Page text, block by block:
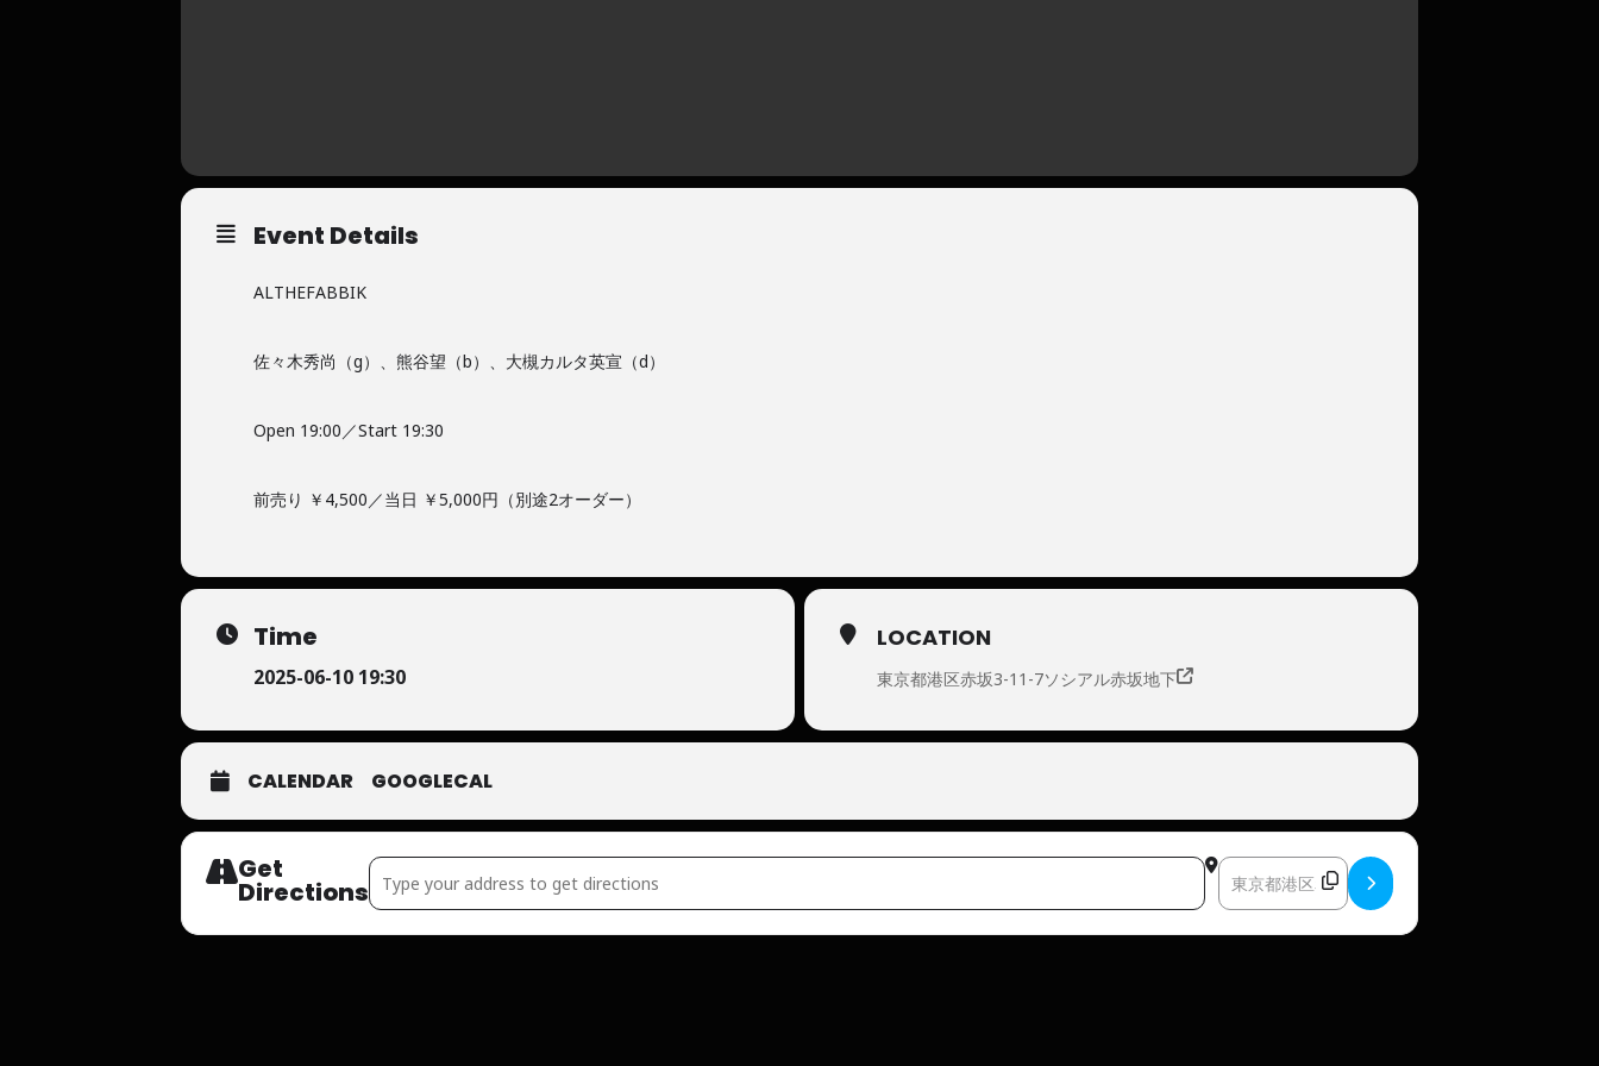
Event Details
ALTHEFABBIK
佐々木秀尚（g）、熊谷望（b）、大槻カルタ英宣（d）
Open 19:00／Start 19:30
前売り ￥4,500／当日 ￥5,000円（別途2オーダー）
Time
2025-06-10 19:30
LOCATION
東京都港区赤坂3-11-7ソシアル赤坂地下
CALENDAR GOOGLECAL
Get
Directions
Address - ALTEFABRIK [] Destination Address - ALTEFABRIK []